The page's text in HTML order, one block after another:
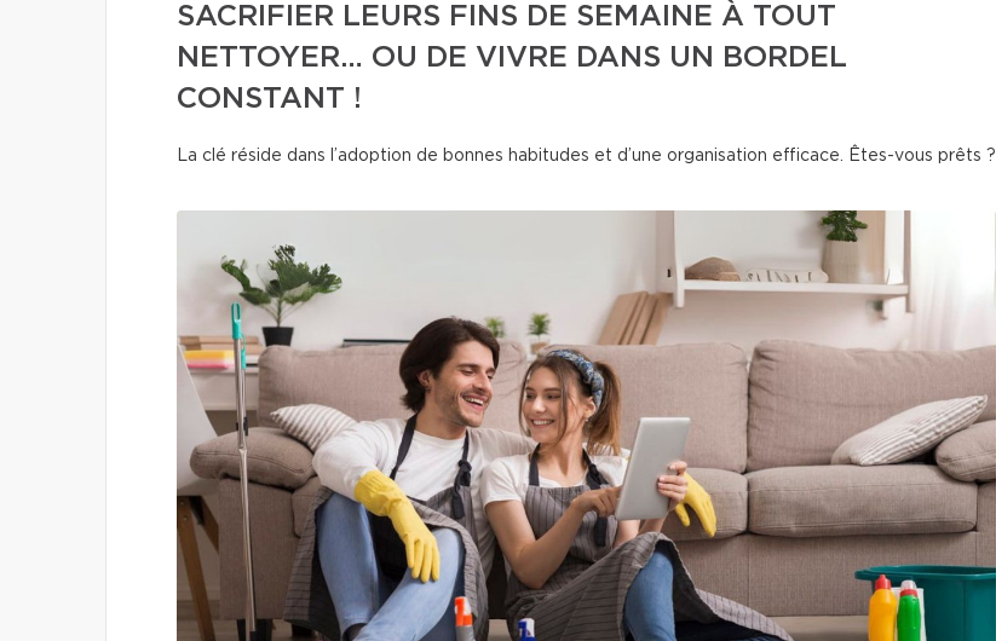
SACRIFIER LEURS FINS DE SEMAINE À TOUT
NETTOYER… OU DE VIVRE DANS UN BORDEL
CONSTANT !
La clé réside dans l’adoption de bonnes habitudes et d’une organisation efficace. Êtes-vous prêts ?